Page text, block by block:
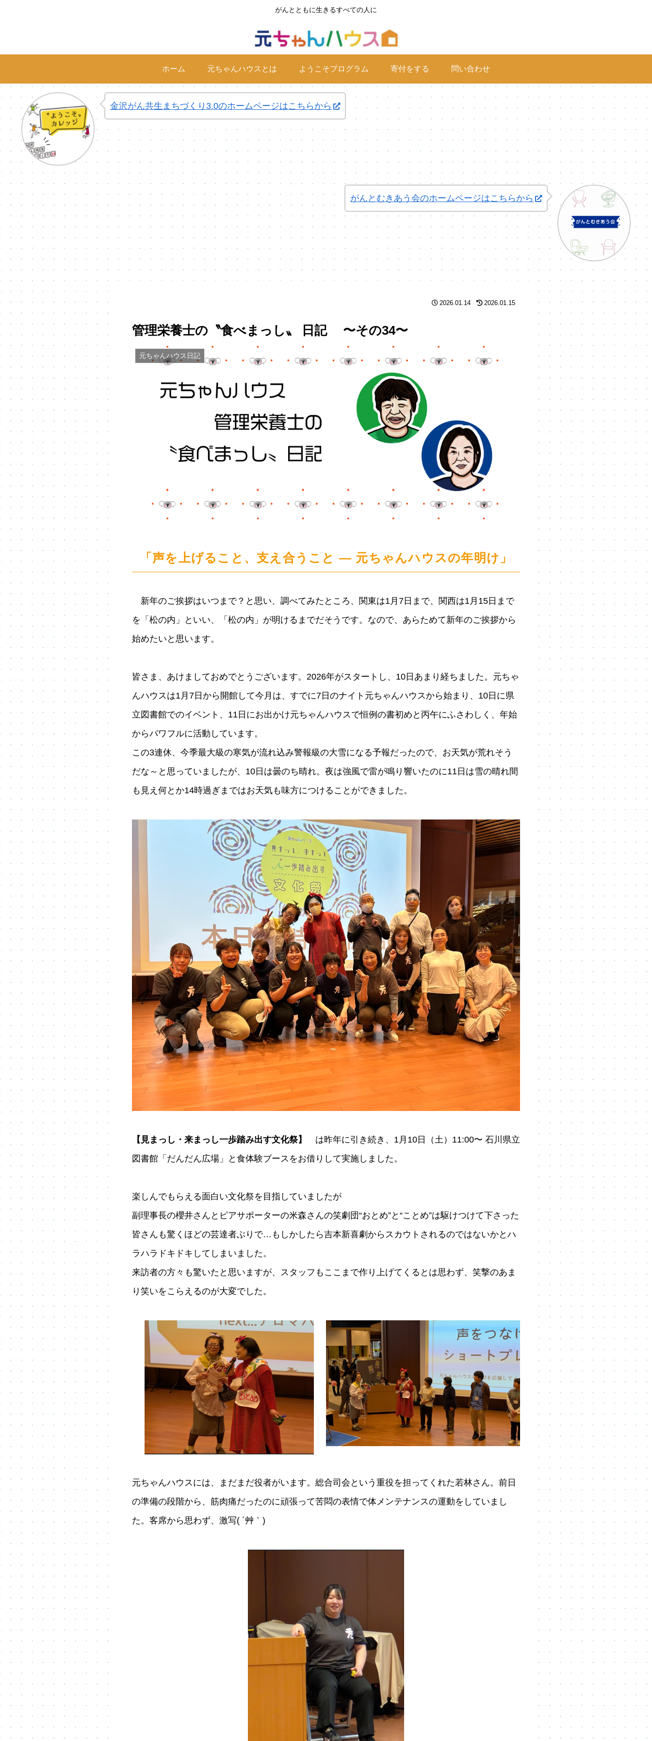
がんとともに生きるすべての人に
ホーム 元ちゃんハウスとは ようこそプログラム 寄付をする 問い合わせ
金沢がん共生まちづくり3.0のホームページはこちらから
がんとむきあう会のホームページはこちらから
管理栄養士の〝食べまっし〟 日記 〜その34〜
元ちゃんハウス日記
2026.01.14 2026.01.15
「声を上げること、支え合うこと ― 元ちゃんハウスの年明け」
新年のご挨拶はいつまで？と思い、調べてみたところ、関東は1月7日まで、関西は1月15日まで
を「松の内」といい、「松の内」が明けるまでだそうです。なので、あらためて新年のご挨拶から
始めたいと思います。
皆さま、あけましておめでとうございます。2026年がスタートし、10日あまり経ちました。元ちゃ
んハウスは1月7日から開館して今月は、すでに7日のナイト元ちゃんハウスから始まり、10日に県
立図書館でのイベント、11日にお出かけ元ちゃんハウスで恒例の書初めと丙午にふさわしく、年始
からパワフルに活動しています。
この3連休、今季最大級の寒気が流れ込み警報級の大雪になる予報だったので、お天気が荒れそう
だな～と思っていましたが、10日は曇のち晴れ。夜は強風で雷が鳴り響いたのに11日は雪の晴れ間
も見え何とか14時過ぎまではお天気も味方につけることができました。
【見まっし・来まっし一歩踏み出す文化祭】 は昨年に引き続き、1月10日（土）11:00〜 石川県立
図書館「だんだん広場」と食体験ブースをお借りして実施しました。
楽しんでもらえる面白い文化祭を目指していましたが
副理事長の櫻井さんとピアサポーターの米森さんの笑劇団“おとめ”と“ことめ”は駆けつけて下さった
皆さんも驚くほどの芸達者ぶりで…もしかしたら吉本新喜劇からスカウトされるのではないかとハ
ラハラドキドキしてしまいました。
来訪者の方々も驚いたと思いますが、スタッフもここまで作り上げてくるとは思わず、笑撃のあま
り笑いをこらえるのが大変でした。
元ちゃんハウスには、まだまだ役者がいます。総合司会という重役を担ってくれた若林さん。前日
の準備の段階から、筋肉痛だったのに頑張って苦悶の表情で体メンテナンスの運動をしていまし
た。客席から思わず、激写( ´艸｀)